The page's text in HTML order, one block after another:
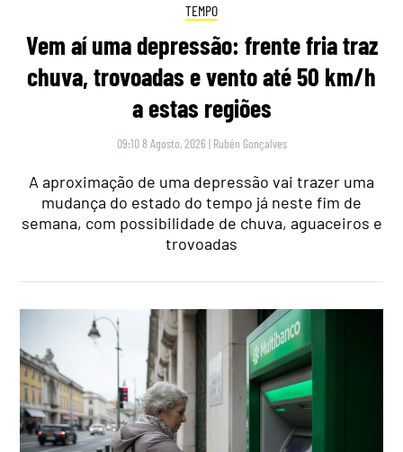
TEMPO
Vem aí uma depressão: frente fria traz
chuva, trovoadas e vento até 50 km/h
a estas regiões
09:10 8 Agosto, 2026 | Rubén Gonçalves
A aproximação de uma depressão vai trazer uma
mudança do estado do tempo já neste fim de
semana, com possibilidade de chuva, aguaceiros e
trovoadas